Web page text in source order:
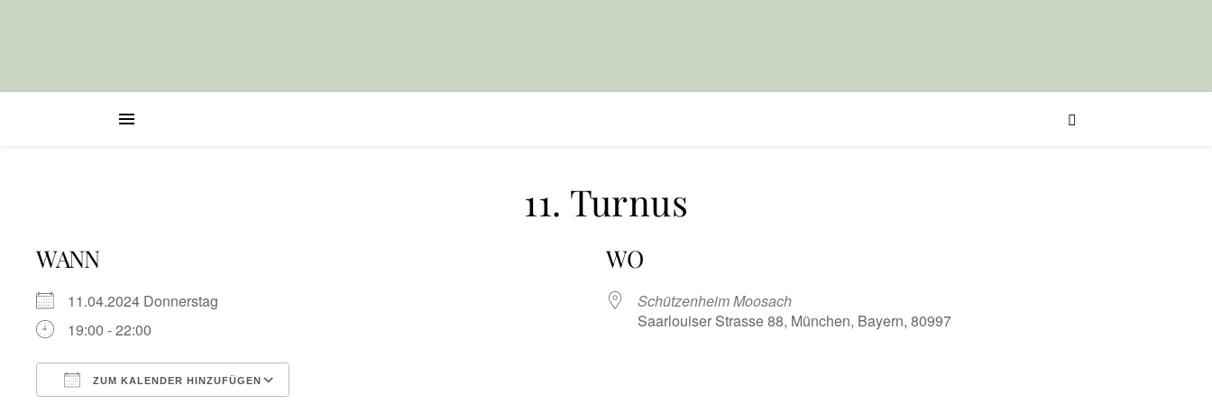
11. Turnus
WANN
11.04.2024 Donnerstag
19:00 - 22:00
ZUM KALENDER HINZUFÜGEN
WO
Schützenheim Moosach
Saarlouiser Strasse 88, München, Bayern, 80997